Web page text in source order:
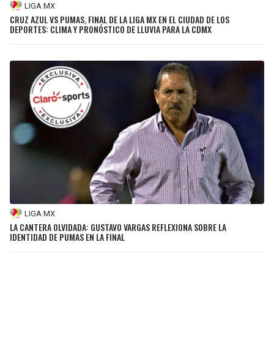
LIGA MX
CRUZ AZUL VS PUMAS, FINAL DE LA LIGA MX EN EL CIUDAD DE LOS
DEPORTES: CLIMA Y PRONÓSTICO DE LLUVIA PARA LA CDMX
LIGA MX
LA CANTERA OLVIDADA: GUSTAVO VARGAS REFLEXIONA SOBRE LA
IDENTIDAD DE PUMAS EN LA FINAL